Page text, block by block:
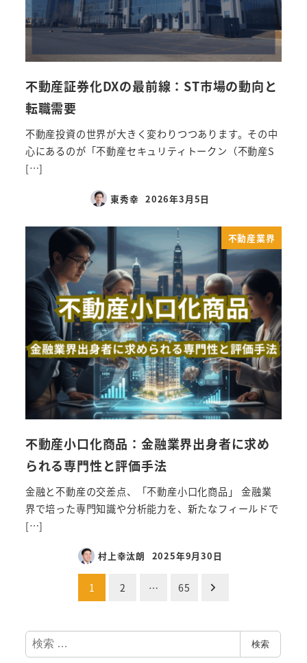
不動産証券化DXの最前線：ST市場の動向と
転職需要
不動産投資の世界が大きく変わりつつあります。その中
心にあるのが「不動産セキュリティトークン（不動産S
[…]
東秀幸 2026年3月5日
不動産業界
不動産小口化商品：金融業界出身者に求め
られる専門性と評価手法
金融と不動産の交差点、「不動産小口化商品」 金融業
界で培った専門知識や分析能力を、新たなフィールドで
[…]
村上幸汰朗 2025年9月30日
の
1 2 … 65
検
索
検索